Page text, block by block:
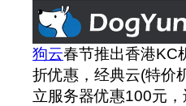
狗云春节推出香港KC
折优惠，经典云(特价
立服务器优惠100元